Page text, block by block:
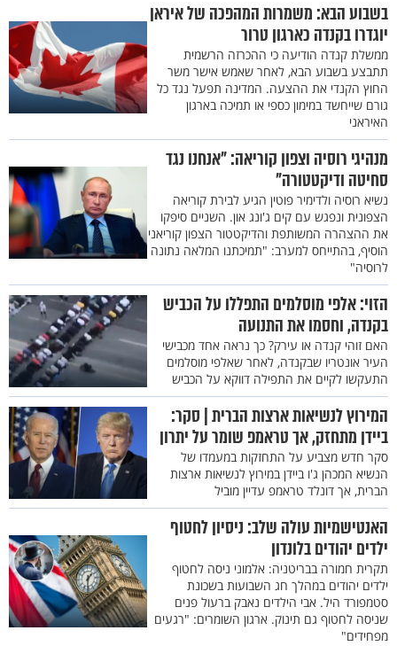
בשבוע הבא: משמרות המהפכה של איראן
יוגדרו בקנדה כארגון טרור
ממשלת קנדה הודיעה כי ההכרזה הרשמית
תתבצע בשבוע הבא, לאחר שאמש אישר משר
החוץ הקנדי את ההצעה. המדינה תפעל נגד כל
גורם שייחשד במימון כספי או תמיכה בארגון
האיראני
מנהיגי רוסיה וצפון קוריאה: "אנחנו נגד
סחיטה ודיקטטורה"
נשיא רוסיה ולדימיר פוטין הגיע לבירת קוריאה
הצפונית ונפגש עם קים ג'ונג און. השניים סיפקו
את ההצהרה המשותפת והדיקטטור הצפון קוריאני
הוסיף, בהתייחס למערב: "תמיכתנו המלאה נתונה
לרוסיה"
הזוי: אלפי מוסלמים התפללו על הכביש
בקנדה, וחסמו את התנועה
האם זוהי קנדה או עירק? כך נראה אחד מכבישי
העיר אונטריו שבקנדה, לאחר שאלפי מוסלמים
התעקשו לקיים את התפילה דווקא על הכביש
המירוץ לנשיאות ארצות הברית | סקר:
ביידן מתחזק, אך טראמפ שומר על יתרון
סקר חדש מצביע על התחזקות במעמדו של
הנשיא המכהן ג'ו ביידן במירוץ לנשיאות ארצות
הברית, אך דונלד טראמפ עדיין מוביל
האנטישמיות עולה שלב: ניסיון לחטוף
ילדים יהודים בלונדון
תקרית חמורה בבריטניה: אלמוני ניסה לחטוף
ילדים יהודים במהלך חג השבועות בשכונת
סטמפורד היל. אבי הילדים נאבק ברעול פנים
שניסה לחטוף גם תינוק. ארגון השומרים: "רגעים
מפחידים"